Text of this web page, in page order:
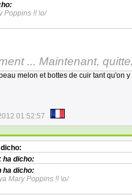
Poppins !! \o/
... Maintenant,
melon et bottes de cuir tant qu'on y
01:52:57
dicho:
ha dicho:
ha dicho:
Mary Poppins !! \o/